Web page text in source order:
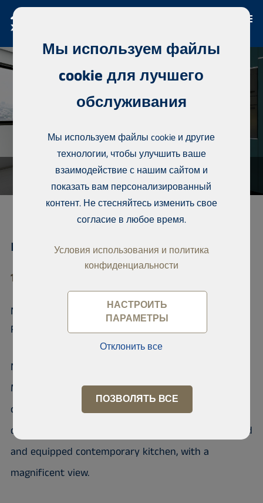
кондоминиум, Point E
10 700 Point E
Nice Apartment in the MAJIBA
Residence
Nice apartment on the 9th floor in the Residence
MAJIBA located at Point E, composed of 3
comfortable bedrooms with fitted wardrobes and
dressing room, with bathroom, with a beautiful fitted
and equipped contemporary kitchen, with a
magnificent view.
Мы используем файлы
cookie для лучшего
обслуживания
Мы используем файлы cookie и другие
технологии, чтобы улучшить ваше
взаимодействие с нашим сайтом и
показать вам персонализированный
контент. Не стесняйтесь изменить свое
согласие в любое время.
Условия использования и политика
конфиденциальности
НАСТРОИТЬ
ПАРАМЕТРЫ
Отклонить все
ПОЗВОЛЯТЬ ВСЕ